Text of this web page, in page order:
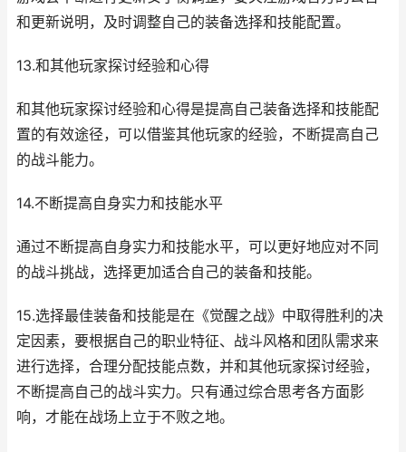
和更新说明，及时调整自己的装备选择和技能配置。
13.和其他玩家探讨经验和心得
和其他玩家探讨经验和心得是提高自己装备选择和技能配
置的有效途径，可以借鉴其他玩家的经验，不断提高自己
的战斗能力。
14.不断提高自身实力和技能水平
通过不断提高自身实力和技能水平，可以更好地应对不同
的战斗挑战，选择更加适合自己的装备和技能。
15.选择最佳装备和技能是在《觉醒之战》中取得胜利的决
定因素，要根据自己的职业特征、战斗风格和团队需求来
进行选择，合理分配技能点数，并和其他玩家探讨经验，
不断提高自己的战斗实力。只有通过综合思考各方面影
响，才能在战场上立于不败之地。